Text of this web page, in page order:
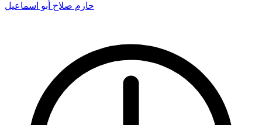
حازم صلاح أبو اسماعيل